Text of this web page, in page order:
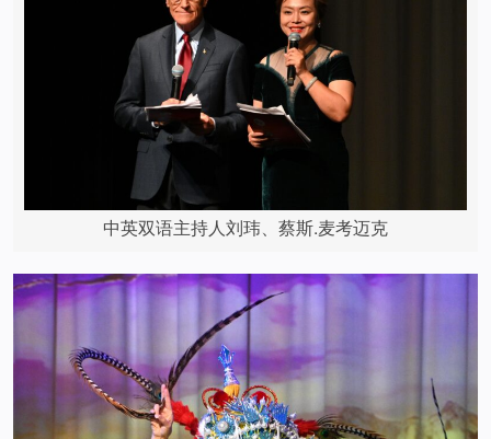
中英双语主持人刘玮、蔡斯.麦考迈克